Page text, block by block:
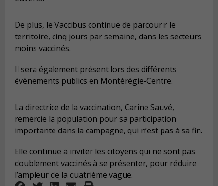
De plus, le Vaccibus continue de parcourir le
territoire, cinq jours par semaine, dans les secteurs
moins vaccinés.
Il sera également présent lors des différents
évènements publics en Montérégie-Centre.
La directrice de la vaccination, Carine Sauvé,
remercie la population pour sa participation
importante dans la campagne, qui n’est pas à sa fin.
Elle continue à inviter les citoyens qui ne sont pas
doublement vaccinés à se présenter, pour réduire
l’ampleur de la quatrième vague.